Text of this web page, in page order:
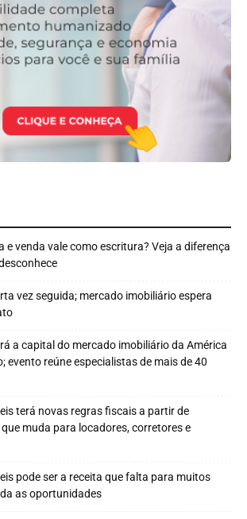
e venda vale como escritura? Veja a diferença
vez seguida; mercado imobiliário espera
a capital do mercado imobiliário da América
evento reúne especialistas de mais de 40
terá novas regras fiscais a partir de
muda para locadores, corretores e
pode ser a receita que falta para muitos
as oportunidades